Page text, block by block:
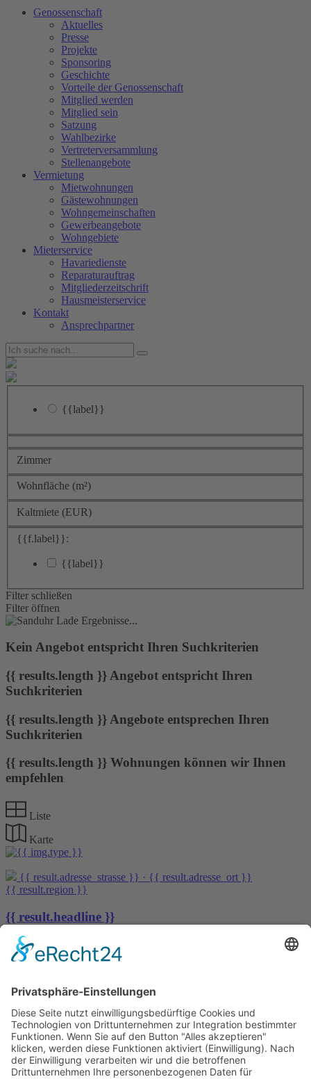
Genossenschaft
Aktuelles
Presse
Projekte
Sponsoring
Geschichte
Vorteile der Genossenschaft
Mitglied werden
Mitglied sein
Satzung
Wahlbezirke
Vertreterversammlung
Stellenangebote
Vermietung
Mietwohnungen
Gästewohnungen
Wohngemeinschaften
Gewerbeangebote
Wohngebiete
Mieterservice
Havariedienste
Reparaturauftrag
Mitgliederzeitschrift
Hausmeisterservice
Kontakt
Ansprechpartner
{{label}}
Zimmer
Wohnfläche (m²)
Kaltmiete (EUR)
{{f.label}}:
{{label}}
Filter schließen
Filter öffnen
Lade Ergebnisse...
Kein Angebot entspricht Ihren Suchkriterien
{{ results.length }} Angebot entspricht Ihren
Suchkriterien
{{ results.length }} Angebote entsprechen Ihren
Suchkriterien
{{ results.length }} Wohnungen können wir Ihnen
empfehlen
Liste
Karte
{{ result.adresse_strasse }} · {{ result.adresse_ort }}
{{ result.region }}
{{ result.headline }}
Stellplatz zu vermieten
{{ result.headline }}
{{ result.highlight_1 }}
{{ result.highlight_2 }}
{{ result.highlight_3 }}
{{ result.highlight_4 }}